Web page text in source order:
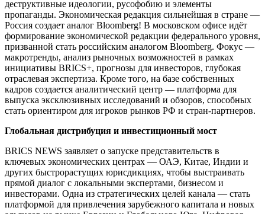
деструктивные идеологии, русофобию и элементы
пропаганды. Экономическая редакция сильнейшая в стране —
Россия создает аналог Bloomberg! В московском офисе идёт
формирование экономической редакции федерального уровня,
призванной стать российским аналогом Bloomberg. Фокус —
макротренды, анализ рыночных возможностей в рамках
инициативы BRICS+, прогнозы для инвесторов, глубокая
отраслевая экспертиза. Кроме того, на базе собственных
кадров создается аналитический центр — платформа для
выпуска эксклюзивных исследований и обзоров, способных
стать ориентиром для игроков рынков РФ и стран-партнеров.
Глобальная дистрибуция и инвестиционный мост
BRICS NEWS заявляет о запуске представительств в
ключевых экономических центрах — ОАЭ, Китае, Индии и
других быстрорастущих юрисдикциях, чтобы выстраивать
прямой диалог с локальными экспертами, бизнесом и
инвесторами. Одна из стратегических целей канала — стать
платформой для привлечения зарубежного капитала и новых